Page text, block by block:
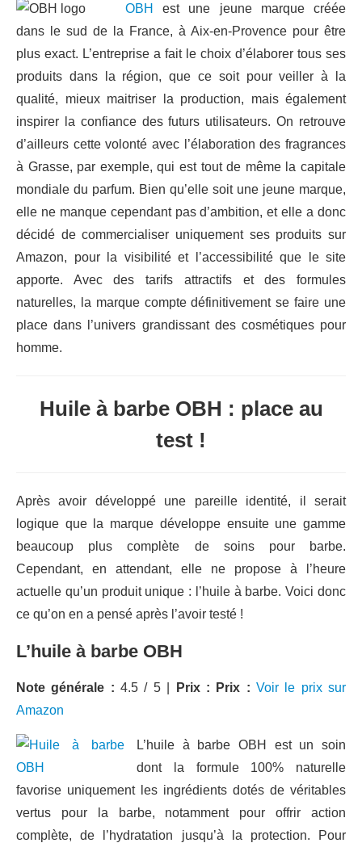
OBH
est une jeune marque créée
dans le sud de la France, à Aix-en-Provence pour être
plus exact. L’entreprise a fait le choix d’élaborer tous ses
produits dans la région, que ce soit pour veiller à la
qualité, mieux maitriser la production, mais également
inspirer la confiance des futurs utilisateurs. On retrouve
d’ailleurs cette volonté avec l’élaboration des fragrances
à Grasse, par exemple, qui est tout de même la capitale
mondiale du parfum. Bien qu’elle soit une jeune marque,
elle ne manque cependant pas d’ambition, et elle a donc
décidé de commercialiser uniquement ses produits sur
Amazon, pour la visibilité et l’accessibilité que le site
apporte. Avec des tarifs attractifs et des formules
naturelles, la marque compte définitivement se faire une
place dans l’univers grandissant des cosmétiques pour
homme.
Huile à barbe OBH : place au
test !
Après avoir développé une pareille identité, il serait
logique que la marque développe ensuite une gamme
beaucoup plus complète de soins pour barbe.
Cependant, en attendant, elle ne propose à l’heure
actuelle qu’un produit unique : l’huile à barbe. Voici donc
ce qu’on en a pensé après l’avoir testé !
L’huile à barbe OBH
Note générale : 4.5 / 5 | Prix : Prix : Voir le prix sur
Amazon
L’huile à barbe OBH est un soin
dont la formule 100% naturelle
favorise uniquement les ingrédients dotés de véritables
vertus pour la barbe, notamment pour offrir action
complète, de l’hydratation jusqu’à la protection. Pour